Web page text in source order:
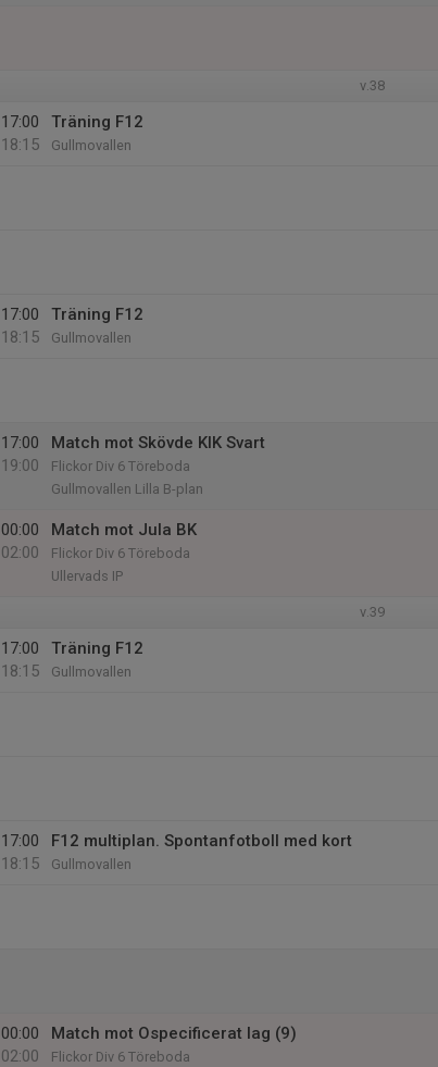
v.38
17:00
18:15
Träning F12
Gullmovallen
17:00
18:15
Träning F12
Gullmovallen
17:00
19:00
Match mot Skövde KIK Svart
Flickor Div 6 Töreboda
Gullmovallen Lilla B-plan
00:00
02:00
Match mot Jula BK
Flickor Div 6 Töreboda
Ullervads IP
v.39
17:00
18:15
Träning F12
Gullmovallen
17:00
18:15
F12 multiplan. Spontanfotboll med kort
Gullmovallen
00:00
02:00
Match mot Ospecificerat lag (9)
Flickor Div 6 Töreboda